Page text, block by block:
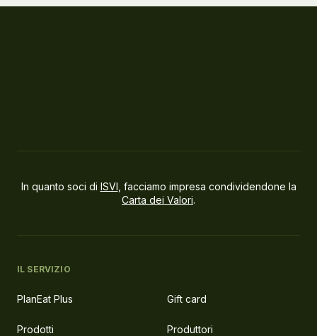
In quanto soci di ISVI , facciamo impresa condividendone la
Carta dei Valori.
IL SERVIZIO
PlanEat Plus Gift card
Prodotti Produttori